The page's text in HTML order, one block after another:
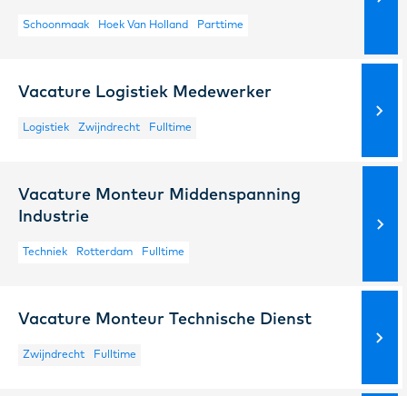
Schoonmaak Hoek Van Holland Parttime
Vacature Logistiek Medewerker
Logistiek Zwijndrecht Fulltime
Vacature Monteur Middenspanning
Industrie
Techniek Rotterdam Fulltime
Vacature Monteur Technische Dienst
Zwijndrecht Fulltime